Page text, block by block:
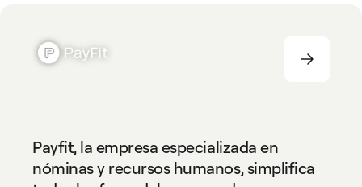
Payfit, la empresa especializada en
nóminas y recursos humanos, simplifica